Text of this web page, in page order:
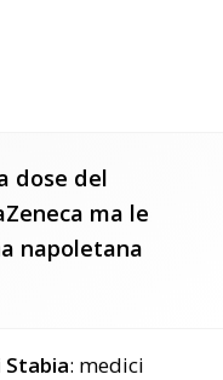
dose del
ma le
napoletana
: medici